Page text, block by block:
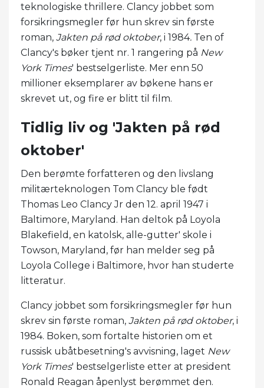
teknologiske thrillere. Clancy jobbet som
forsikringsmegler før hun skrev sin første
roman, Jakten på rød oktober, i 1984. Ten of
Clancy's bøker tjent nr. 1 rangering på New
York Times' bestselgerliste. Mer enn 50
millioner eksemplarer av bøkene hans er
skrevet ut, og fire er blitt til film.
Tidlig liv og 'Jakten på rød
oktober'
Den berømte forfatteren og den livslang
militærteknologen Tom Clancy ble født
Thomas Leo Clancy Jr den 12. april 1947 i
Baltimore, Maryland. Han deltok på Loyola
Blakefield, en katolsk, alle-gutter' skole i
Towson, Maryland, før han melder seg på
Loyola College i Baltimore, hvor han studerte
litteratur.
Clancy jobbet som forsikringsmegler før hun
skrev sin første roman, Jakten på rød oktober, i
1984. Boken, som fortalte historien om et
russisk ubåtbesetning's avvisning, laget New
York Times' bestselgerliste etter at president
Ronald Reagan åpenlyst berømmet den.